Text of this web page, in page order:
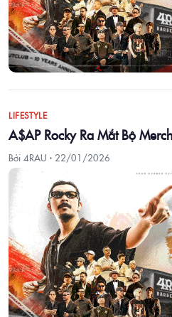
LIFESTYLE
A$AP Rocky Ra Mắt Bộ
Bởi 4RAU · 22/01/2026